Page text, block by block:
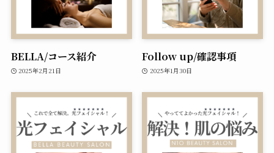
BELLA/コース紹介
2025年2月21日
Follow up/確認事項
2025年1月30日